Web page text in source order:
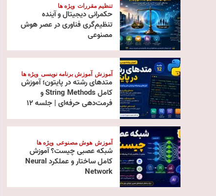
تنظیم مقررات ویژه ها
حکمرانی دیجیتال و آینده
تنظیم‌گری فناوری در عصر هوش
مصنوعی
آموزش آموزش برنامه نویسی ویژه ها
متدهای رشته در پایتون؛ آموزش
کامل String Methods و
فرمت‌دهی حرفه‌ای | جلسه ۱۲
آموزش هوش مصنوعی ویژه ها
شبکه عصبی چیست؟ آموزش
کامل ساختار و عملکرد Neural
Network